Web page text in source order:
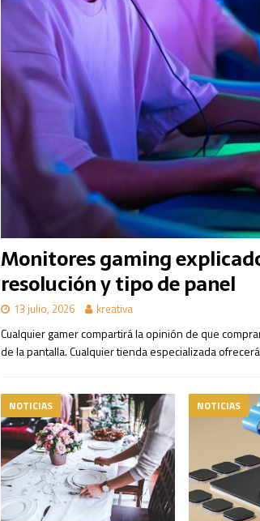
Monitores gaming
resolución y tipo de panel
13 julio, 2026 kreativa
Cualquier gamer compartirá la opinión de que
de la pantalla. Cualquier tienda especializada
NOTICIAS NOTICIAS